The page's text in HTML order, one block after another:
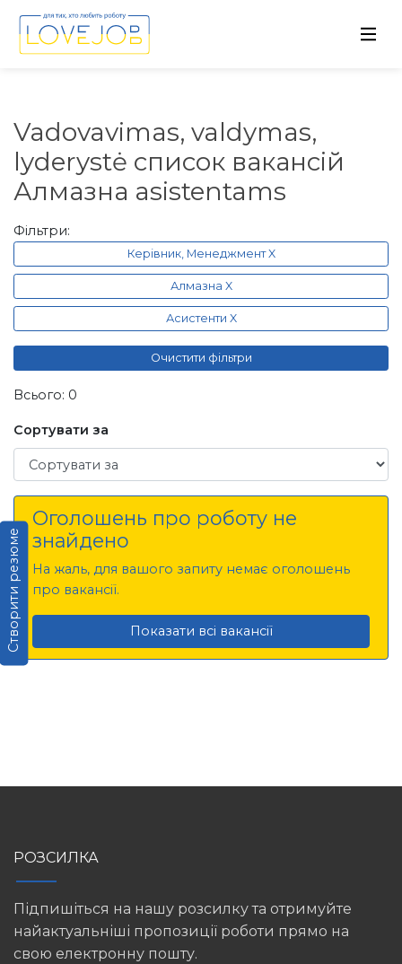
Створити резюме
Vadovavimas, valdymas,
lyderystė список вакансій
Алмазна asistentams
Фільтри:
Керівник, Менеджмент X
Алмазна X
Асистенти X
Очистити фільтри
Всього: 0
Сортувати за
Сортувати за
Оголошень про роботу не
знайдено
На жаль, для вашого запиту немає оголошень
про вакансії.
Показати всі вакансії
РОЗСИЛКА
Підпишіться на нашу розсилку та отримуйте
найактуальніші пропозиції роботи прямо на
свою електронну пошту.